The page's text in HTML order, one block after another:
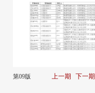
第09版 上一期 下一期